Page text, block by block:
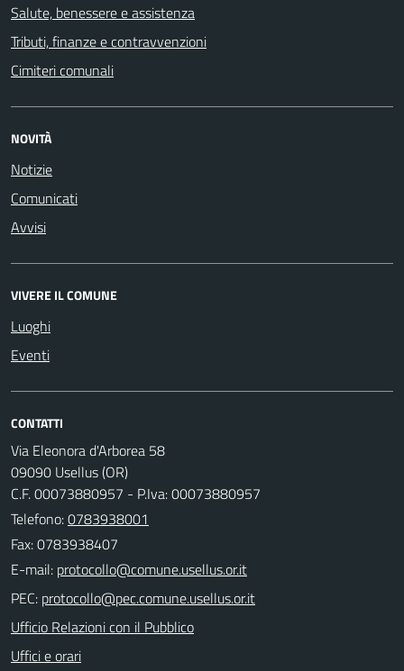
Salute, benessere e assistenza
Tributi, finanze e contravvenzioni
Cimiteri comunali
NOVITÀ
Notizie
Comunicati
Avvisi
VIVERE IL COMUNE
Luoghi
Eventi
CONTATTI
Via Eleonora d'Arborea 58
09090 Usellus (OR)
C.F. 00073880957 - P.Iva: 00073880957
Telefono:0783938001
Fax: 0783938407
E-mail:
PEC:
Ufficio Relazioni con il Pubblico
Uffici e orari